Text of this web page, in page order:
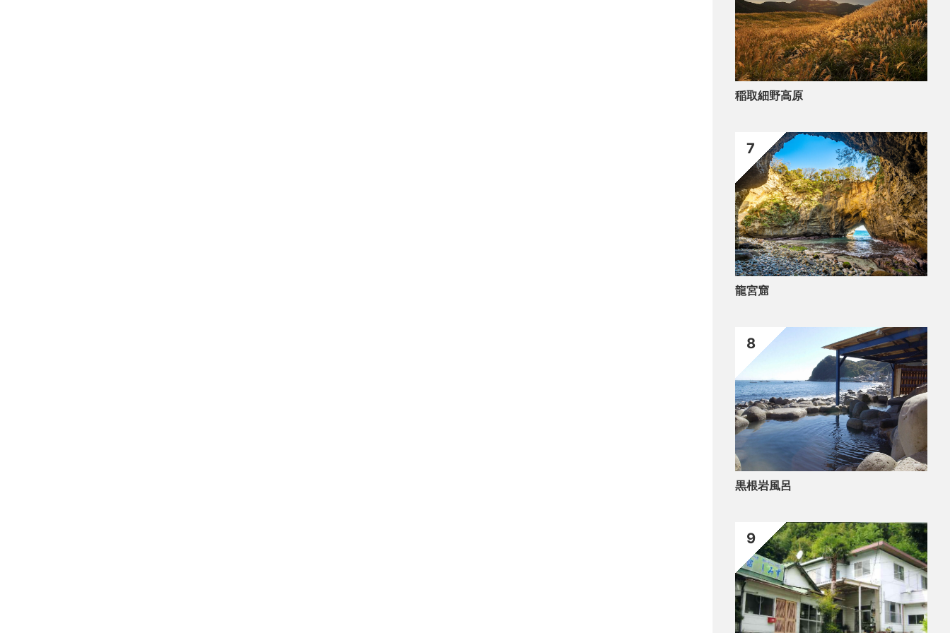
稲取細野高原
龍宮窟
7
黒根岩風呂
8
9